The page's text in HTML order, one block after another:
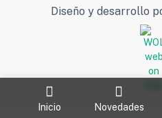
Inicio Novedades
Diseño y desarrollo